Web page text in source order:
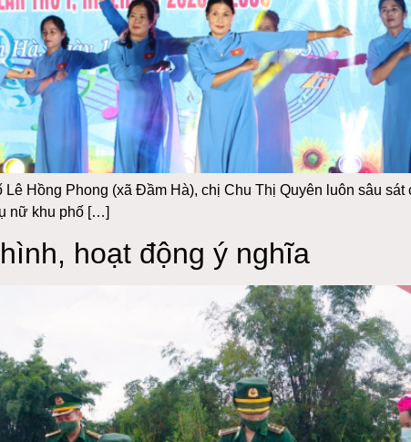
Hồng Phong (xã Đầm Hà), chị Chu Thị Quyên luôn sâu
nữ khu phố […]
hoạt động ý nghĩa